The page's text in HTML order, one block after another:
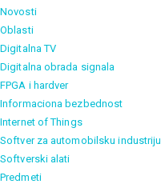
Novosti
Oblasti
Digitalna TV
Digitalna obrada signala
FPGA i hardver
Informaciona bezbednost
Internet of Things
Softver za automobilsku industriju
Softverski alati
Predmeti